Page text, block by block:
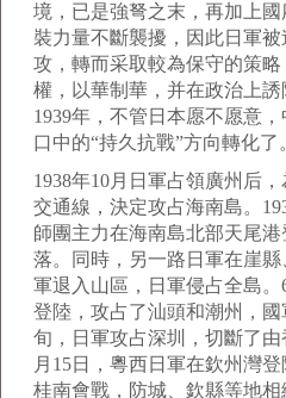
境，已是強弩之末，再加上
裝力量不斷襲擾，因此日軍
攻，轉而采取較為保守的策
權，以華制華，并在政治上
1939年，不管日本愿不愿意
口中的“持久抗戰”方向轉化了
1938年10月日軍占領廣州后
交通線，決定攻占海南島。
師團主力在海南島北部天尾
落。同時，另一路日軍在崖
軍退入山區，日軍侵占全島
登陸，攻占了汕頭和潮州，
旬，日軍攻占深圳，切斷了
月15日，粵西日軍在欽州灣
桂南會戰，防城、欽縣等地